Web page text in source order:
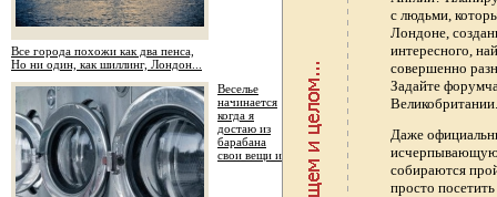
Все города похожи как два пенса,
Но ни один, как шиллинг, Лондон...
Веселье
начинается
когда я
достаю из
барабана
свои вещи и
с людьми,
Лондоне,
интересного,
совершенно
Задайте
Даже
исчерпывающую
собираются
просто